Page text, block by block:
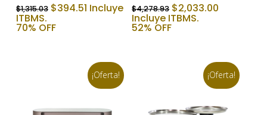
$1,315.03 El
original
$394.51El
precio
Incluye
ITBMS.
70% OFF
$4,278.93 El
precio
original
$2,033.00
Incluye ITBMS.
52% OFF
¡Oferta! ¡Oferta!